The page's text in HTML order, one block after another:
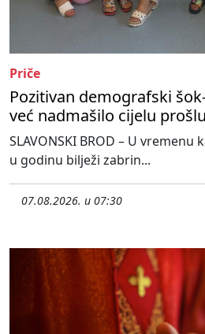
Priče
Pozitivan demografski
već nadmašilo cijelu
SLAVONSKI BROD – U
u godinu bilježi zabrin...
07.08.2026. u 07:30